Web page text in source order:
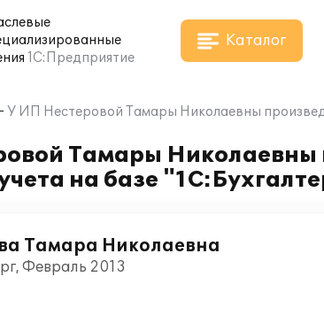
1С:Предприятие
Каталог
У ИП Нестеровой Тамары Николаевны
Тамары Николаевны
на базе
Тамара Николаевна
Февраль 2013